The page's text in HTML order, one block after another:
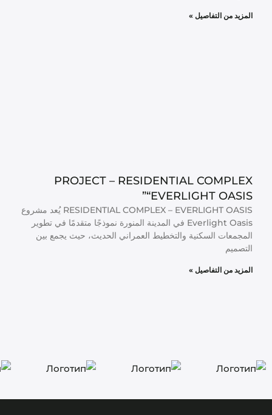
المزيد من التفاصيل »
PROJECT – RESIDENTIAL COMPLEX
“EVERLIGHT OASIS”​
RESIDENTIAL COMPLEX – EVERLIGHT OASIS يُعد مشروع
Everlight Oasis في المدينة المنورة نموذجًا متقدمًا في تطوير
المجمعات السكنية والتخطيط العمراني الحديث، حيث يجمع بين
التصميم
المزيد من التفاصيل »